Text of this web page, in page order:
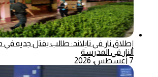
إطلاق نار في تايلاند: طالب يقتل جديه في
النار في المدرسة
7 أغسطس، 2026